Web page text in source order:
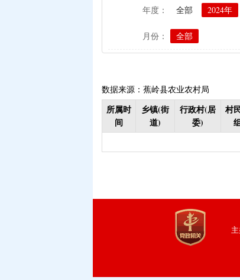
建档立卡贫困户
| 生猪屠宰环节病
政策性家禽、生
生猪规模化养殖
| 义务教育阶段家
省级生态公益
| 残疾人自主创业
| 重度残疾人护理
| 城乡居民医保大
创业带动就业补贴
中等职业学校国
城乡居民医保大
年度： 全部 2024年
月份： 全部
数据来源：蕉岭县农业农村局
所属时
间
乡镇(街
道)
行政村(居
委)
村